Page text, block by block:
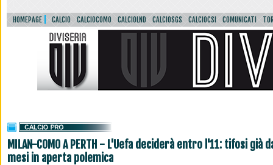
HOMEPAGE CALCIO CALCIOCOMO CALCIOLND CALCIOSGS CALCIOCSI COMUNICATI
MILAN-COMO A PERTH - L'Uefa deciderà entro l'11: tifosi già
mesi in aperta polemica